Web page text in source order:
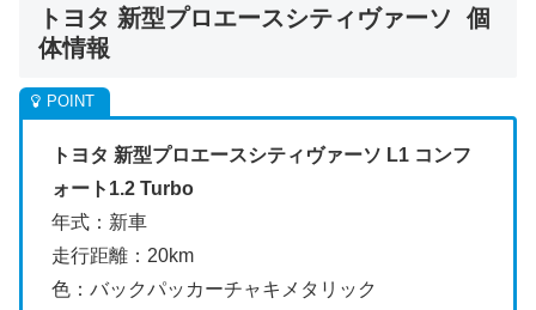
トヨタ 新型プロエースシティヴァーソ 個
体情報
トヨタ 新型プロエースシティヴァーソ L1 コンフ
ォート1.2 Turbo
年式：新車
走行距離：20km
色：バックパッカーチャキメタリック